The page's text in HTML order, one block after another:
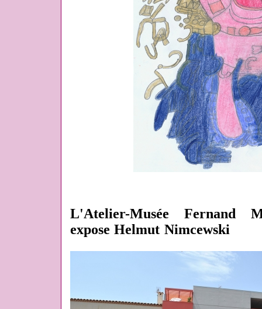
L'Atelier-Musée Fernand
expose Helmut Nimcewski